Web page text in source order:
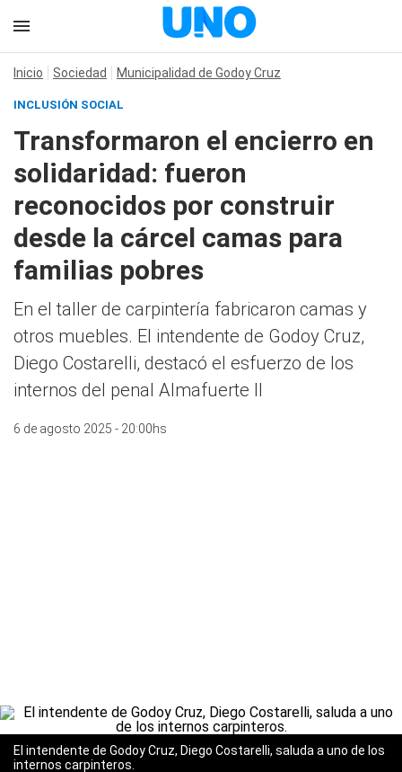
Inicio Sociedad Municipalidad de Godoy Cruz
INCLUSIÓN SOCIAL
Transformaron el encierro en
solidaridad: fueron
reconocidos por construir
desde la cárcel camas para
familias pobres
En el taller de carpintería fabricaron camas y
otros muebles. El intendente de Godoy Cruz,
Diego Costarelli, destacó el esfuerzo de los
internos del penal Almafuerte II
6 de agosto 2025 - 20:00hs
El intendente de Godoy Cruz, Diego Costarelli, saluda a uno de los
internos carpinteros.